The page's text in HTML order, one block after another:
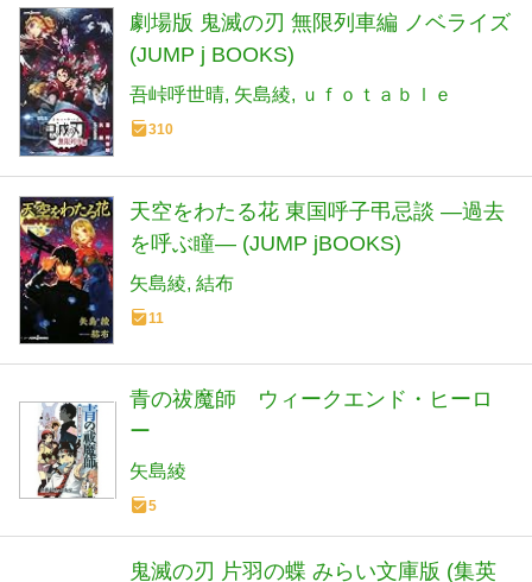
劇場版 鬼滅の刃 無限列車編 ノベライズ
(JUMP j BOOKS)
吾峠呼世晴 矢島綾 ｕｆｏｔａｂｌｅ
310
天空をわたる花 東国呼子弔忌談 ―過去
を呼ぶ瞳― (JUMP jBOOKS)
矢島綾 結布
11
青の祓魔師 ウィークエンド・ヒーロ
ー
矢島綾
5
鬼滅の刃 片羽の蝶 みらい文庫版 (集英